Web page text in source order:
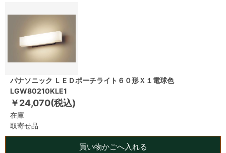
パナソニック ＬＥＤポーチライト６０形Ｘ１電球色
LGW80210KLE1
￥24,070(税込)
在庫
取寄せ品
買い物かごへ入れる